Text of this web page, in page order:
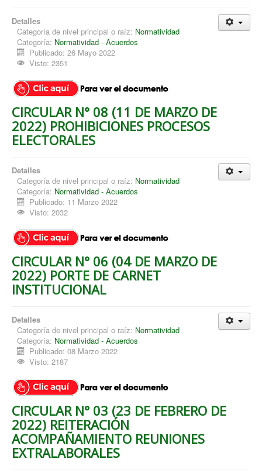
Detalles
Categoría de nivel principal o raíz: Normatividad
Categoría: Normatividad - Acuerdos
Publicado: 26 Mayo 2022
Visto: 2351
CIRCULAR N° 08 (11 DE MARZO DE
2022) PROHIBICIONES PROCESOS
ELECTORALES
Detalles
Categoría de nivel principal o raíz: Normatividad
Categoría: Normatividad - Acuerdos
Publicado: 11 Marzo 2022
Visto: 2032
CIRCULAR N° 06 (04 DE MARZO DE
2022) PORTE DE CARNET
INSTITUCIONAL
Detalles
Categoría de nivel principal o raíz: Normatividad
Categoría: Normatividad - Acuerdos
Publicado: 08 Marzo 2022
Visto: 2187
CIRCULAR N° 03 (23 DE FEBRERO DE
2022) REITERACIÓN
ACOMPAÑAMIENTO REUNIONES
EXTRALABORALES